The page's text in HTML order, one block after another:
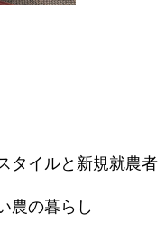
タイルと新規就農者
農の暮らし